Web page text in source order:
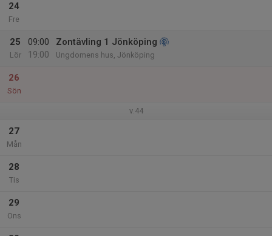
24
Fre
25
Lör
09:00
19:00
Zontävling 1 Jönköping
Ungdomens hus, Jönköping
26
Sön
v.44
27
Mån
28
Tis
29
Ons